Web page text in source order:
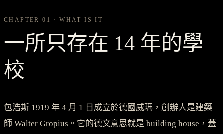
CHAPTER 01 · WHAT IS IT
一所只存在 14 年的學
校
包浩斯 1919 年 4 月 1 日成立於德國威瑪，創辦人是建築
師 Walter Gropius。它的德文意思就是 building house，蓋